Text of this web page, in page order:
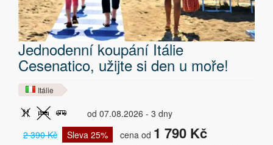
Jednodenní koupání Itálie
Cesenatico, užijte si den u moře!
Itálie
od 07.08.2026 - 3 dny
2 390 Kč
Sleva 25% cena od 1 790 Kč